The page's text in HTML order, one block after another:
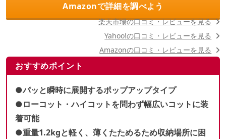
Amazonで詳細を調べよう
おすすめポイント
●パッと瞬時に展開するポップアップタイプ
●ローコット・ハイコットを問わず幅広いコットに装
着可能
●重量1.2kgと軽く、薄くたためるため収納場所に困
楽天市場の口コミ・レビューを見る
Yahoo!の口コミ・レビューを見る
Amazonの口コミ・レビューを見る